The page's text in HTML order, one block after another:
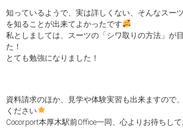
知っているようで、実は詳しくない、そんなスー
を知ることが出来てよかったです
私としましては、スーツの「シワ取りの方法」が
た！
とても勉強になりました！
資料請求のほか、見学や体験実習も出来ますので
ください
Cocorport本厚木駅前Office一同、心よりお待ちして